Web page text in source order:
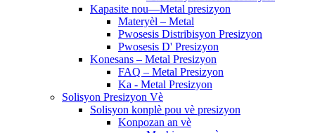
Kapasite nou—Metal presizyon
Materyèl – Metal
Pwosesis Distribisyon Presizyon
Pwosesis D' Presizyon
Konesans – Metal Presizyon
FAQ – Metal Presizyon
Ka - Metal Presizyon
Solisyon Presizyon Vè
Solisyon konplè pou vè presizyon
Konpozan an vè